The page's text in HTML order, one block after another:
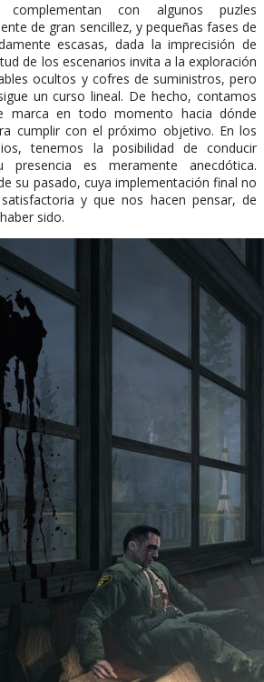
con algunos puzles
de gran sencillez, y pequeñas fases de
escasas, dada la imprecisión de
de los escenarios invita a la exploración
ocultos y cofres de suministros, pero
un curso lineal. De hecho, contamos
marca en todo momento hacia dónde
cumplir con el próximo objetivo. En los
tenemos la posibilidad de conducir
presencia es meramente anecdótica.
su pasado, cuya implementación final no
y que nos hacen pensar, de
sido.